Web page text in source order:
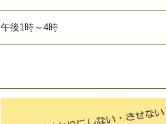
午後1時～4時